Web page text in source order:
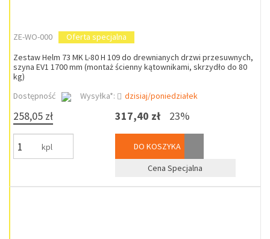
ZE-WO-000
Oferta specjalna
Zestaw Helm 73 MK L-80 H 109 do drewnianych drzwi przesuwnych,
szyna EV1 1700 mm (montaż ścienny kątownikami, skrzydło do 80
kg)
Dostępność
Wysyłka*: dzisiaj/poniedziałek
258,05 zł
kpl
317,40 zł 23%
DO KOSZYKA
Cena Specjalna